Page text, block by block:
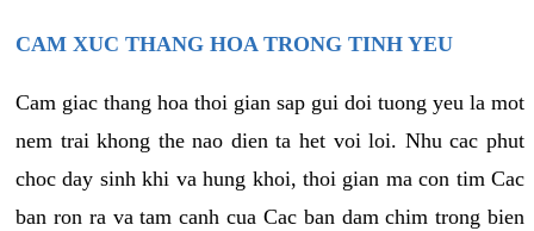
CAM XUC THANG HOA TRONG TINH YEU
Cam giac thang hoa thoi gian sap gui doi tuong yeu la mot
nem trai khong the nao dien ta het voi loi. Nhu cac phut
choc day sinh khi va hung khoi, thoi gian ma con tim Cac
ban ron ra va tam canh cua Cac ban dam chim trong bien